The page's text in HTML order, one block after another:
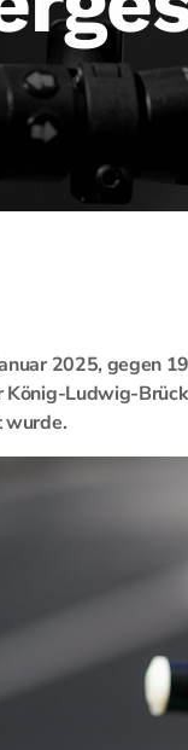
2025, gegen
König-Ludwig-
wurde.